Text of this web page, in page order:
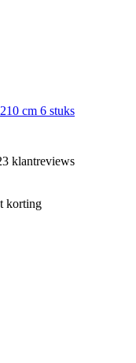
cm 6 stuks
klantreviews
korting